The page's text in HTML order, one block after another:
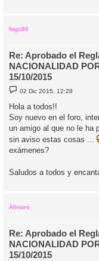
fagu90
Re: Aprobado el
NACIONALIDAD
15/10/2015
M
e
n
s
a
j
e
02 Dic 2015, 12:28
Hola a todos!!
Soy nuevo en el foro,
un amigo al que no le ha
sin aviso estas cosas ...
exámenes?
Saludos a todos y
Alinaro
Re: Aprobado el
NACIONALIDAD
15/10/2015